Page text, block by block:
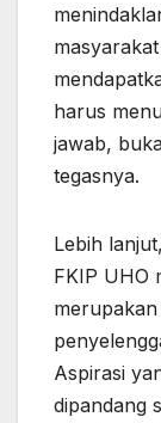
harus
jawab,
tegasnya.
Lebih
FKIP UHO
Aspirasi
dipandang